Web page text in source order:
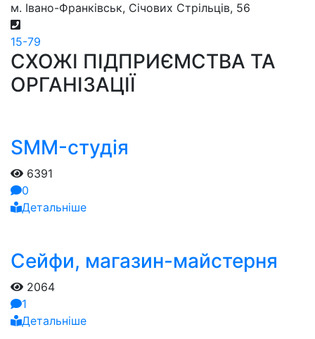
м. Івано-Франківськ, Січових Стрільців, 56
15-79
СХОЖІ ПІДПРИЄМСТВА ТА
ОРГАНІЗАЦІЇ
SMM-студія
6391
0
Детальніше
Сейфи, магазин-майстерня
2064
1
Детальніше